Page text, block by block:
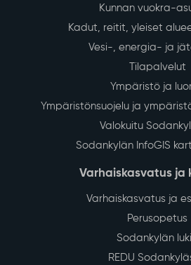
Kunnan vuokra-
Kadut, reitit, yleiset
Vesi-, energia- ja
Tilapalvelut
Ympäristö ja
Ympäristönsuojelu ja
Valokuitu
Sodankylän InfoGIS
Varhaiskasvatus ja
Varhaiskasvatus ja
Perusopetus
Sodankylän
REDU